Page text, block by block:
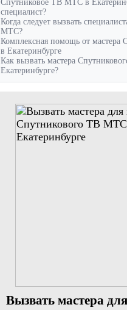
Спутниковое ТВ МТС в
специалист?
Когда следует вызвать
МТС?
Комплексная помощь от
в Екатеринбурге
Как вызвать мастера
Екатеринбурге?
Вызвать мастера